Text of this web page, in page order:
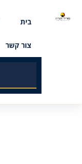
בית
צור קשר